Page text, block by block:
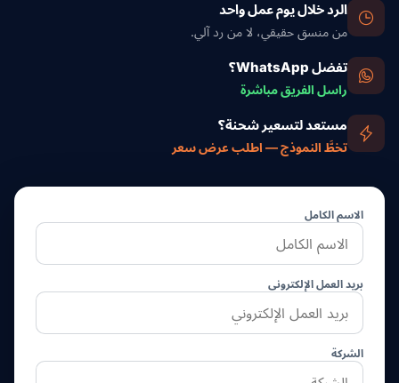
الرد خلال يوم عمل واحد
من منسق حقيقي، لا من رد آلي.
تفضل WhatsApp؟
راسل الفريق مباشرة
مستعد لتسعير شحنة؟
تخطَّ النموذج — اطلب عرض سعر
الاسم الكامل
بريد العمل الإلكتروني
الشركة